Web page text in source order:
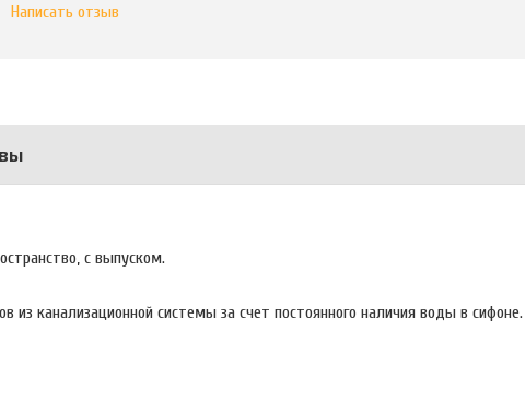
Написать отзыв
с выпуском.
из канализационной системы за счет постоянного наличия воды в сифоне.